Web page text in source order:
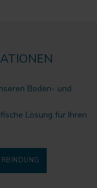
Boden- und
Lösung für Ihren